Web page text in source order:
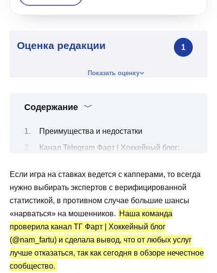
Оценка редакции 1
Показать оценку
Содержание
Преимущества и недостатки
Канал Telegram Фарт | Хоккейный блог:
Чем занимаются на аналитическом
сервисе?
Стоимость платных прогнозов на хоккей
Канал Telegram Фарт | Хоккейный блог:
статистика и отзывы
Вывод по обзору
Если игра на ставках ведется с капперами, то всегда
нужно выбирать экспертов с верифицированной
статистикой, в противном случае большие шансы
«нарваться» на мошенников. Наша команда
проверила канал ТГ Фарт | Хоккейный блог
(@nam_fartu) и сделала вывод, что от любых услуг
лучше отказаться, так как сегодня в обзоре нечестное
сообщество.